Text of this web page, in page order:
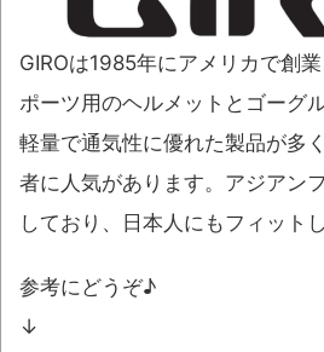
GIROは1985年にアメリカで創
ポーツ用のヘルメットとゴーグ
軽量で通気性に優れた製品が多
者に人気があります。アジアン
しており、日本人にもフィット
参考にどうぞ♪
↓